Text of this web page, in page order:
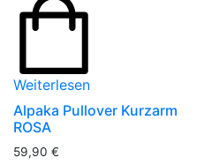
Weiterlesen
Alpaka Pullover Kurzarm
ROSA
59,90 €